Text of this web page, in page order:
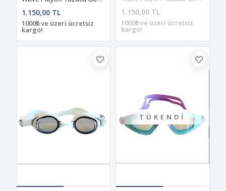
1.150,00 TL
1000₺ ve üzeri ücretsiz
kargo!
1.150,00 TL
1000₺ ve üzeri ücretsiz
kargo!
TÜKENDI